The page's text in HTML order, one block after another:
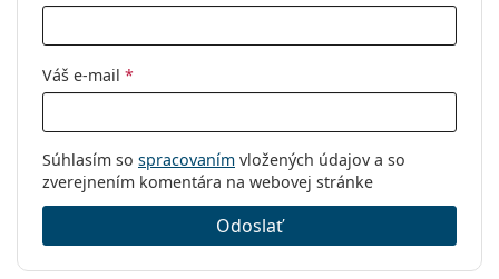
Váš e-mail *
Súhlasím so spracovaním vložených údajov a so
zverejnením komentára na webovej stránke
Odoslať